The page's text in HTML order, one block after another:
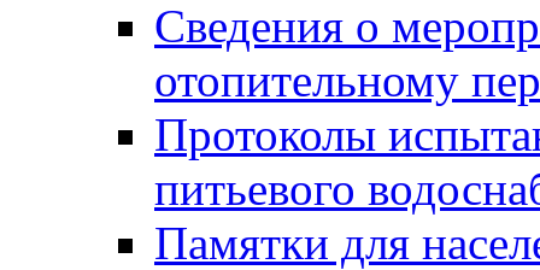
Сведения о
отопительному
Протоколы
питьевого
Памятки для